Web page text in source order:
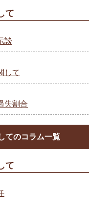
て
談
して
失割合
てのコラム一覧
て